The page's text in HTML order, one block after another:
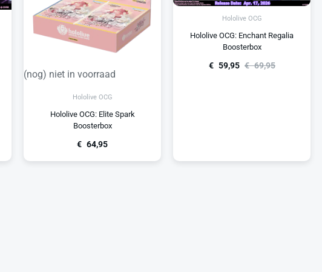
(nog) niet in voorraad
Hololive OCG
Hololive OCG: Elite Spark
Boosterbox
€ 64,95
Hololive OCG
Hololive OCG: Enchant Regalia
Boosterbox
€ 69,95
€ 59,95